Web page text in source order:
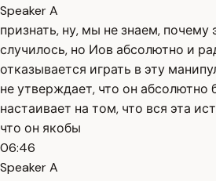
Speaker A
признать, ну, мы не знаем, почему
случилось, но Иов абсолютно и
отказывается играть в эту
не утверждает, что он абсолютно
настаивает на том, что вся эта
что он якобы
06:46
Speaker A